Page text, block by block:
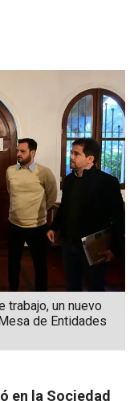
trabajo, un nuevo
de Entidades
en la Sociedad